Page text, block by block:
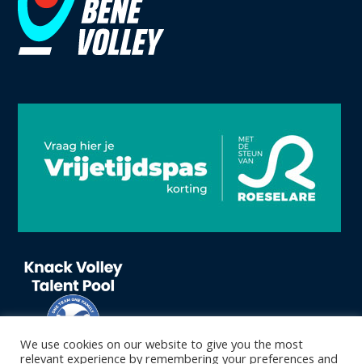
We use cookies on our website to give you the most
relevant experience by remembering your preferences and